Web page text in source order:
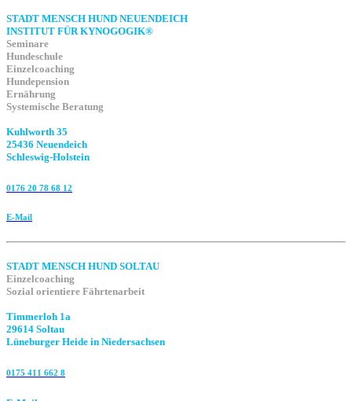
STADT MENSCH HUND NEUENDEICH
INSTITUT FÜR KYNOGOGIK®
Seminare
Hundeschule
Einzelcoaching
Hundepension
Ernährung
Systemische Beratung
Kuhlworth 35
25436 Neuendeich
Schleswig-Holstein
0176 20 78 68 12
E-Mail
STADT MENSCH HUND SOLTAU
Einzelcoaching
Sozial orientiere Fährtenarbeit
Timmerloh 1a
29614 Soltau
Lüneburger Heide in Niedersachsen
0175 411 662 8‬